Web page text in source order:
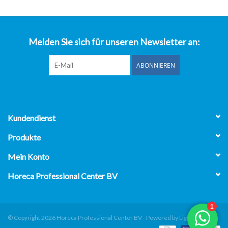
Melden Sie sich für unseren Newsletter an:
ABONNIEREN
Kundendienst
Produkte
Mein Konto
Horeca Professional Center BV
© Copyright 2026 Horeca Professional Center BV - Powered by Lightspeed